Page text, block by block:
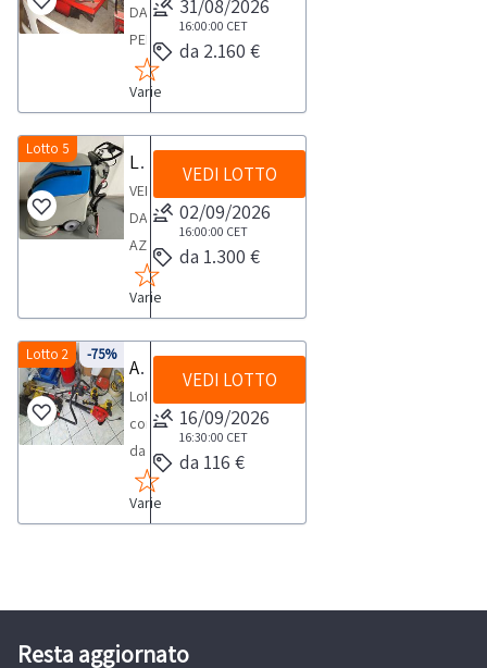
tubo
e
lancia
DA
PERSONA
FISICASpazzatrice
professionale
Faip,
rossa
uomo
seduto
Varie
31/08/2026
16:00:00 CET
da 2.160 €
Lotto 5
Lavapavimenti Fiorentini
VENDITA
DA
AZIENDA
ATTIVALavapavimenti
Fiorentini
cmMarca
e
modello:
Fiorentini
18BTNEWAnno
di
Varie
VEDI LOTTO
02/09/2026
16:00:00 CET
da 1.300 €
-75%
Lotto 2
Attrezzatura per pulizia
Lotto
composto
da
attrezzatura
per
bidone
Varie
VEDI LOTTO
16/09/2026
16:30:00 CET
da 116 €
Resta aggiornato